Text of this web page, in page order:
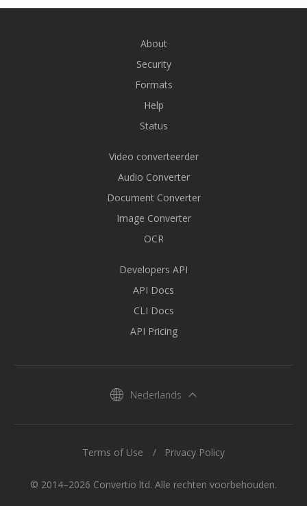
About
Security
Formats
Help
Status
Video converteerder
Audio Converter
Document Converter
Image Converter
OCR
Developers API
API Docs
CLI Docs
API Pricing
Nederlands
© 2014–2026 Convertio ltd. Alle rechten voorbehouden.
Terms of Use Privacy Policy